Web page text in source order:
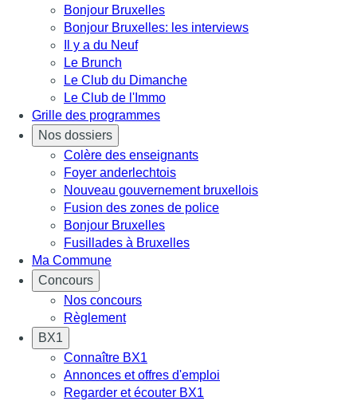
Bonjour Bruxelles
Bonjour Bruxelles: les interviews
Il y a du Neuf
Le Brunch
Le Club du Dimanche
Le Club de l'Immo
Grille des programmes
Nos dossiers
Colère des enseignants
Foyer anderlechtois
Nouveau gouvernement bruxellois
Fusion des zones de police
Bonjour Bruxelles
Fusillades à Bruxelles
Ma Commune
Concours
Nos concours
Règlement
BX1
Connaître BX1
Annonces et offres d'emploi
Regarder et écouter BX1